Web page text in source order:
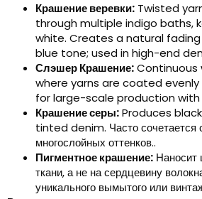
Крашение веревки: Twisted
through multiple indigo baths,
white. Creates a natural
blue tone; used in high-end
Слэшер Крашение:Continuous
where yarns are coated evenly
for large-scale production
Крашение серы:Produces black
tinted denim. Часто сочетается
многослойных оттенков..
Пигментное крашение: Наносит
ткани, а не на сердцевину
уникального вымытого или